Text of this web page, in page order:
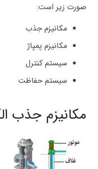
صورت زیر است:
مکانیزم جذب
مکانیزم پمپاژ
سیستم کنترل
سیستم حفاظت
مکانیزم جذب